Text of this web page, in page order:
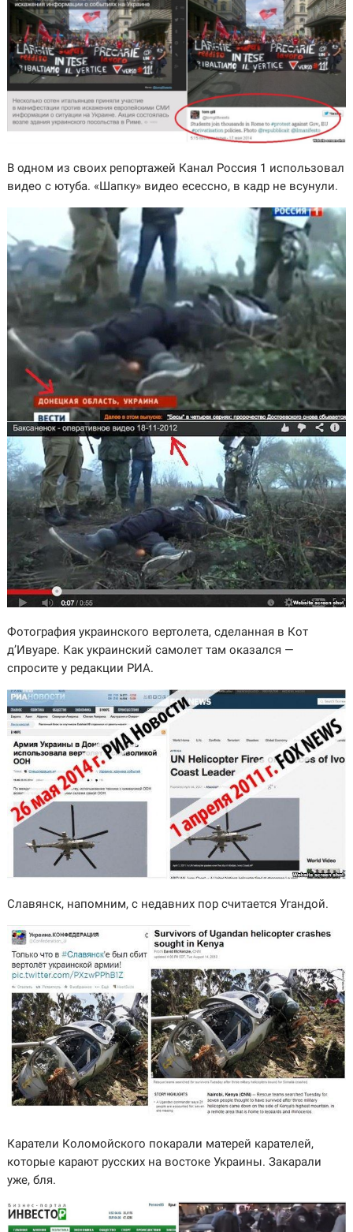
В одном из своих репортажей Канал Россия 1 использовал
видео с ютуба. «Шапку» видео есессно, в кадр не всунули.
Фотография украинского вертолета, сделанная в Кот
д’Ивуаре. Как украинский самолет там оказался —
спросите у редакции РИА.
Славянск, напомним, с недавних пор считается Угандой.
Каратели Коломойского покарали матерей карателей,
которые карают русских на востоке Украины. Закарали
уже, бля.